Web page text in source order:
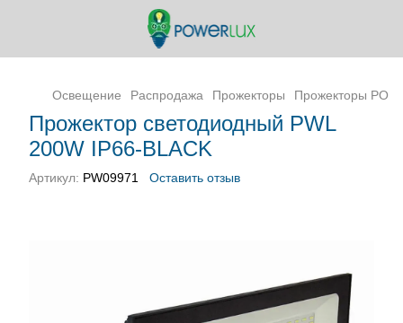
Освещение Распродажа Прожекторы Прожекторы
Прожектор светодиодный PWL
200W IP66-BLACK
Артикул: PW09971 Оставить отзыв